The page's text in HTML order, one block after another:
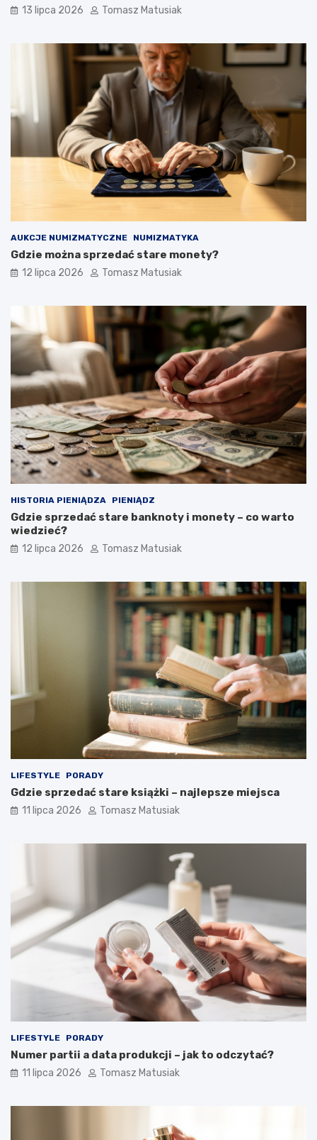
13 lipca 2026 Tomasz Matusiak
AUKCJE NUMIZMATYCZNE NUMIZMATYKA
Gdzie można sprzedać stare monety?
12 lipca 2026 Tomasz Matusiak
HISTORIA PIENIĄDZA PIENIĄDZ
Gdzie sprzedać stare banknoty i monety – co warto
wiedzieć?
12 lipca 2026 Tomasz Matusiak
LIFESTYLE PORADY
Gdzie sprzedać stare książki – najlepsze miejsca
11 lipca 2026 Tomasz Matusiak
LIFESTYLE PORADY
Numer partii a data produkcji – jak to odczytać?
11 lipca 2026 Tomasz Matusiak